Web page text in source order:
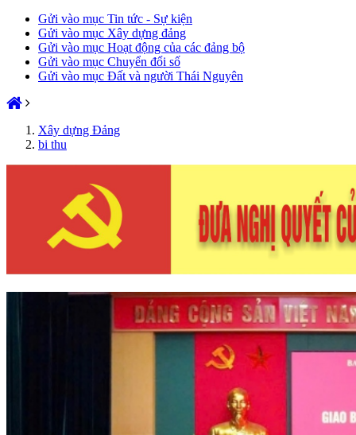
Gửi vào mục Tin tức - Sự kiện
Gửi vào mục Xây dựng đảng
Gửi vào mục Hoạt động của các đảng bộ
Gửi vào mục Chuyển đổi số
Gửi vào mục Đất và người Thái Nguyên
Xây dựng Đảng
bi thu